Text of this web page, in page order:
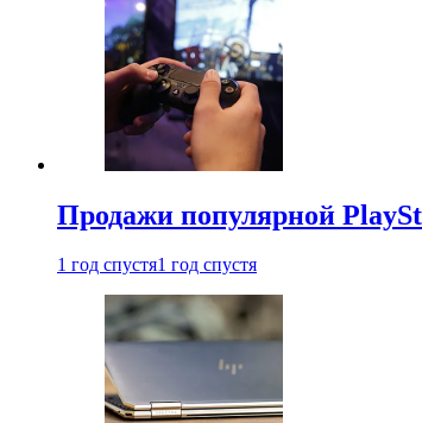
Продажи популярной
1 год спустя1 год спустя